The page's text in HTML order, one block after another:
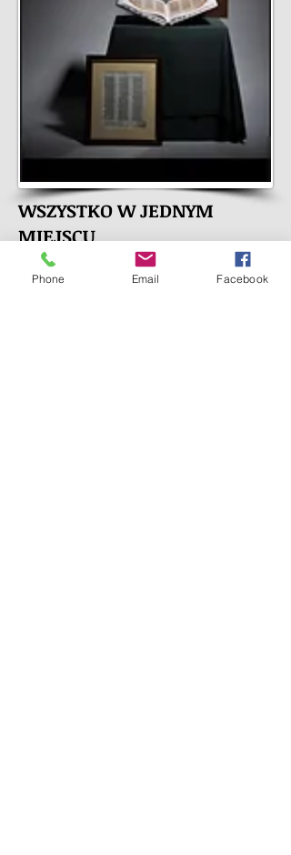
WSZYSTKO W JEDNYM
MIEJSCU
Księga która przetrwała wieki.
Phone Email Facebook